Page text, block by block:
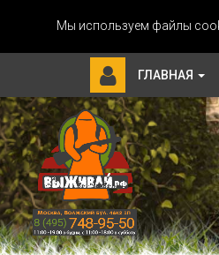
Мы используем файлы
ГЛАВНАЯ